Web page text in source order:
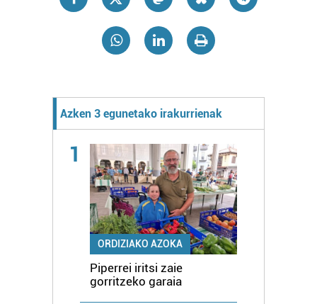
Azken 3 egunetako irakurrienak
1
ORDIZIAKO AZOKA
Piperrei iritsi zaie
gorritzeko garaia